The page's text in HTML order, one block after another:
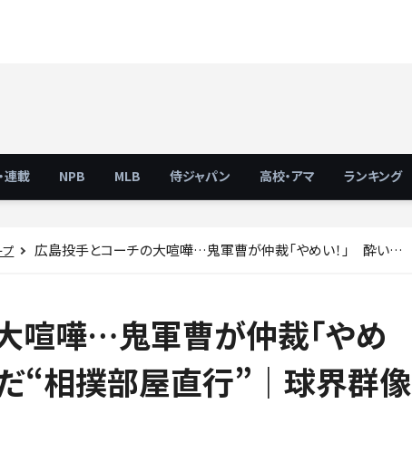
連載 NPB MLB 侍ジャパン 高校・アマ ランキング
広島投手とコーチの大喧嘩…鬼軍曹が仲裁「やめい！」 酔い吹っ飛んだ“相撲部屋直行”｜球界群像 白武佳久#12
喧嘩…鬼軍曹が仲裁「やめ
“相撲部屋直行”｜球界群像